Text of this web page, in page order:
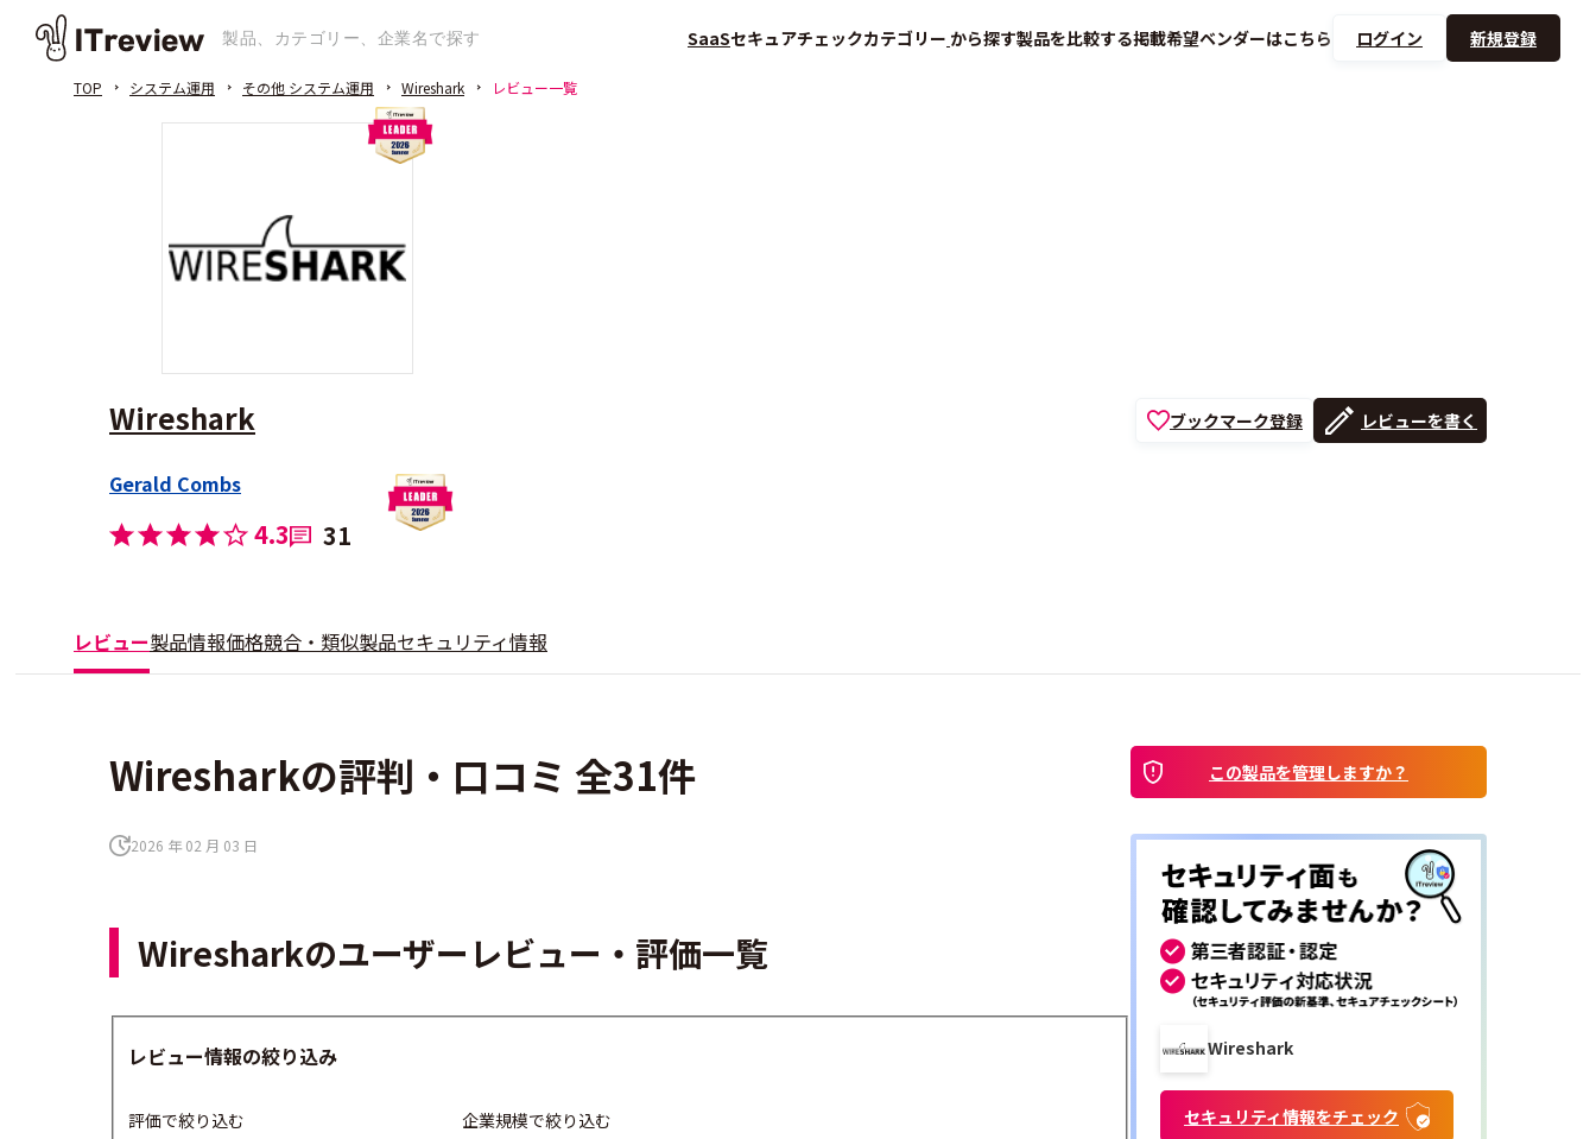
SaaSセキュアチェックカテゴリー から探す製品を比較する掲載希望ベンダーはこちら ログイン 新規登録
TOP システム運用 その他 システム運用 Wireshark レビュー一覧
Wireshark
Gerald Combs
4.3 31
ブックマーク登録 レビューを書く
レビュー製品情報価格競合・類似製品セキュリティ情報
Wiresharkの評判・口コミ 全31件
2026 年 02 月 03 日
Wiresharkのユーザーレビュー・評価一覧
レビュー情報の絞り込み
評価で絞り込む 企業規模で絞り込む
この製品を管理しますか？
Wireshark
セキュリティ情報をチェック